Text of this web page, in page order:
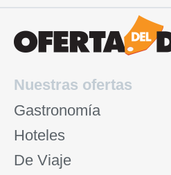
Nuestras ofertas
Gastronomía
Hoteles
De Viaje